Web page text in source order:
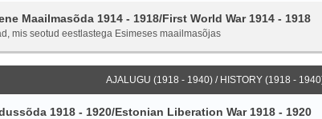
Maailmasõda 1914 - 1918/First World War 1914 - 1918
mis seotud eestlastega Esimeses maailmasõjas
AJALUGU (1918 - 1940) / HISTORY (1918 -
1918 - 1920/Estonian Liberation War 1918 - 1920